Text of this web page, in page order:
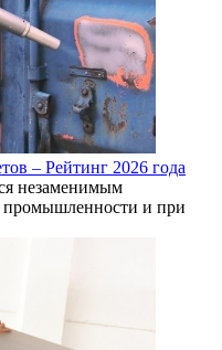
– Рейтинг 2026 года
незаменимым
промышленности и при